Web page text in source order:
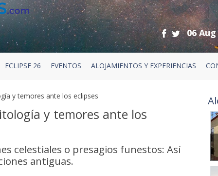
06 Aug
ECLIPSE 26 EVENTOS ALOJAMIENTOS Y EXPERIENCIAS
y temores ante los eclipses
y temores ante los
celestiales o presagios funestos: Así
antiguas.